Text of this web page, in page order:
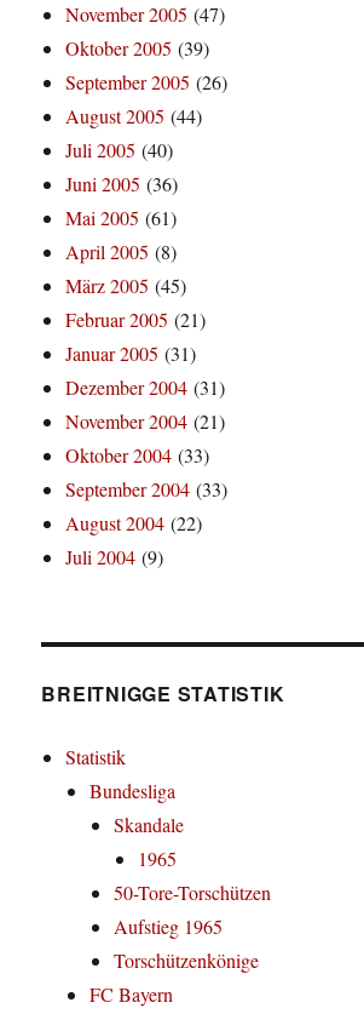
November 2005 (47)
Oktober 2005 (39)
September 2005 (26)
August 2005 (44)
Juli 2005 (40)
Juni 2005 (36)
Mai 2005 (61)
April 2005 (8)
März 2005 (45)
Februar 2005 (21)
Januar 2005 (31)
Dezember 2004 (31)
November 2004 (21)
Oktober 2004 (33)
September 2004 (33)
August 2004 (22)
Juli 2004 (9)
BREITNIGGE STATISTIK
Statistik
Bundesliga
Skandale
1965
50-Tore-Torschützen
Aufstieg 1965
Torschützenkönige
FC Bayern